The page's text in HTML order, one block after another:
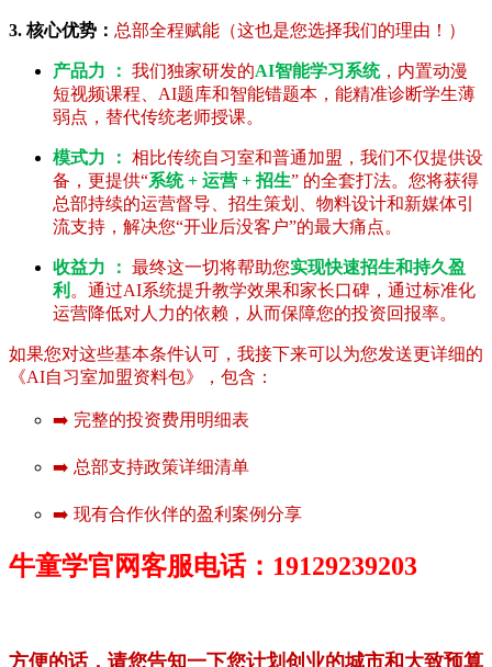
3. 核心优势： 总部全程赋能（这也是您选择我们的理由！）
产品力 ： 我们独家研发的AI智能学习系统，内置动漫
短视频课程、AI题库和智能错题本，能精准诊断学生薄
弱点，替代传统老师授课。
模式力 ： 相比传统自习室和普通加盟，我们不仅提供设
备，更提供“系统 + 运营 + 招生” 的全套打法。您将获得
总部持续的运营督导、招生策划、物料设计和新媒体引
流支持，解决您“开业后没客户”的最大痛点。
收益力 ： 最终这一切将帮助您实现快速招生和持久盈
利 。通过AI系统提升教学效果和家长口碑，通过标准化
运营降低对人力的依赖，从而保障您的投资回报率。
如果您对这些基本条件认可，我接下来可以为您发送更详细的
《AI自习室加盟资料包》，包含：
➡️ 完整的投资费用明细表
➡️ 总部支持政策详细清单
➡️ 现有合作伙伴的盈利案例分享
牛童学官网客服电话：19129239203
方便的话，请您告知一下您计划创业的城市和大致预算